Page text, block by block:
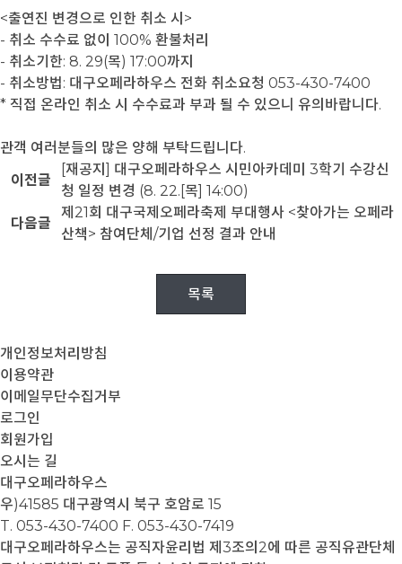
<출연진 변경으로 인한 취소 시>
- 취소 수수료 없이 100% 환불처리
- 취소기한: 8. 29(목) 17:00까지
- 취소방법: 대구오페라하우스 전화 취소요청 053-430-7400
* 직접 온라인 취소 시 수수료과 부과 될 수 있으니 유의바랍니다.
관객 여러분들의 많은 양해 부탁드립니다.
이전글
[재공지] 대구오페라하우스 시민아카데미 3학기 수강신
청 일정 변경 (8. 22.[목] 14:00)
다음글
제21회 대구국제오페라축제 부대행사 <찾아가는 오페라
산책> 참여단체/기업 선정 결과 안내
목록
개인정보처리방침
이용약관
이메일무단수집거부
로그인
회원가입
오시는 길
대구오페라하우스
우)41585 대구광역시 북구 호암로 15
T. 053-430-7400 F. 053-430-7419
대구오페라하우스는 공직자윤리법 제3조의2에 따른 공직유관단체